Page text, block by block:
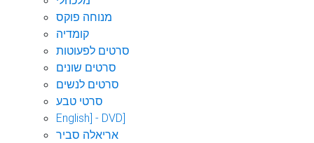
מנוחה פוקס
קומדיה
סרטים לפעוטות
סרטים שונים
סרטים לנשים
סרטי טבע
English] - DVD]
אריאלה סביר